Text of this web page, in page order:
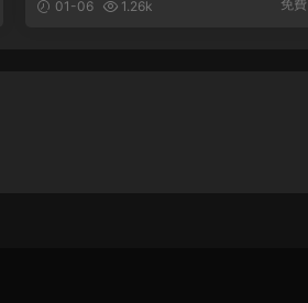
01-06 1.26k 免費